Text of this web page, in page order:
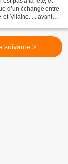
d’un échange entre
et-Vilaine. ... avant
suivante >